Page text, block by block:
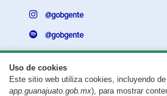
Uso de cookies
Este sitio web utiliza cookies, incluyendo
app.guanajuato.gob.mx), para mostrar
@gobgente
@gobgente
¿Existe algún problema con esta